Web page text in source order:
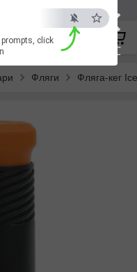
×
ESC
click
Фляги Фляга-кег